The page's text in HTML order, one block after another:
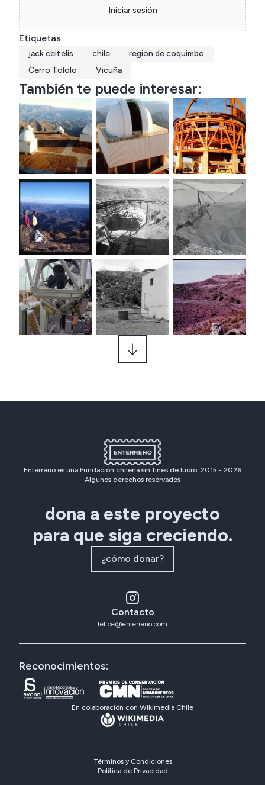
fotográficos sobre los paisajes de Chile, lo que
incluso hasta la Antártica.
Iniciar sesión
Etiquetas
jack ceitelis chile
region de coquimbo
Cerro Tololo
Vicuña
También te puede interesar:
Enterreno es una Fundación chilena sin fines de lucro. 2015 - 2026
Algunos derechos reservados
dona a este proyecto
para que siga creciendo.
¿cómo donar?
Contacto
felipe@enterreno.com
Reconocimientos:
En colaboración con Wikimedia Chile
Términos y Condiciones
Política de Privacidad